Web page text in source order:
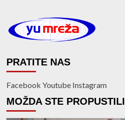
PRATITE NAS
Facebook Youtube Instagram
MOŽDA STE PROPUSTILI